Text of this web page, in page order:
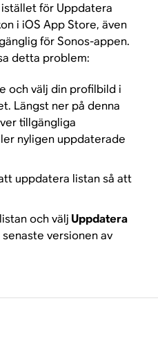
för Uppdatera
i iOS App Store, även
för Sonos-appen.
detta problem:
och välj din profilbild i
Längst ner på denna
tillgängliga
nyligen uppdaterade
uppdatera listan så att
och välj Uppdatera
versionen av